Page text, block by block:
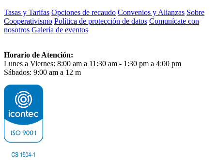
Tasas y Tarifas Opciones de recaudo Convenios y Alianzas Sobre
Cooperativismo Política de protección de datos Comunícate con
nosotros Galería de eventos
Horario de Atención:
Lunes a Viernes: 8:00 am a 11:30 am - 1:30 pm a 4:00 pm
Sábados: 9:00 am a 12 m